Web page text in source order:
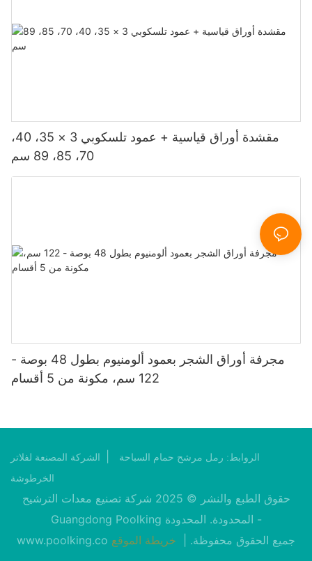
مقشدة أوراق قياسية + عمود تلسكوبي 3 × 35، 40،
70، 85، 89 سم
مجرفة أوراق الشجر بعمود ألومنيوم بطول 48 بوصة -
122 سم، مكونة من 5 أقسام
الروابط: رمل مرشح حمام السباحة
الشركة المصنعة لفلاتر
الخرطوشة
حقوق الطبع والنشر © 2025 شركة تصنيع معدات الترشيح
Guangdong Poolking المحدودة. المحدودة -
www.poolking.co
جميع الحقوق محفوظة. | خريطة الموقع